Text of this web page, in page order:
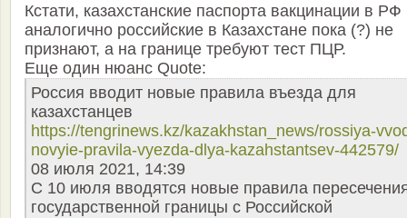
Кстати, казахстанские паспорта вакцинации в РФ
аналогично российские в Казахстане пока (?) не
признают, а на границе требуют тест ПЦР.
Еще один нюанс Quote:
Россия вводит новые правила въезда для
казахстанцев
https://tengrinews.kz/kazakhstan_news/rossiya-
novyie-pravila-vyezda-dlya-kazahstantsev-442579/
08 июля 2021, 14:39
С 10 июля вводятся новые правила
государственной границы с Российской